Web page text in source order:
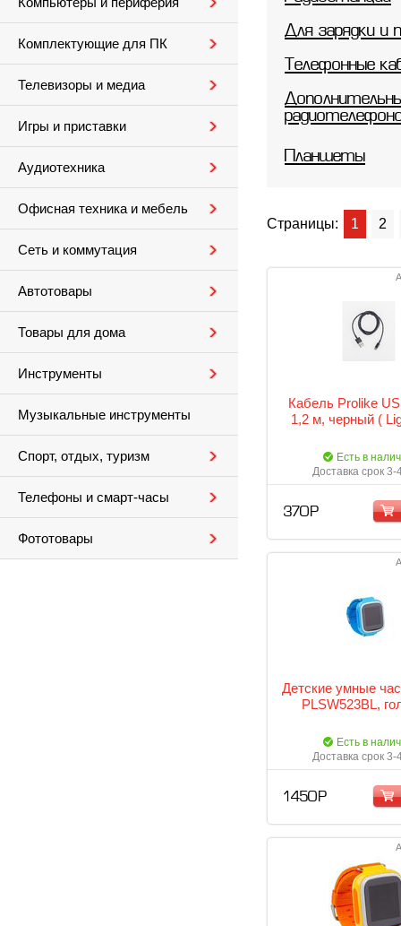
Комплектующие для ПК
Телевизоры и медиа
Игры и приставки
Аудиотехника
Офисная техника и мебель
Сеть и коммутация
Автотовары
Товары для дома
Инструменты
Музыкальные инструменты
Спорт, отдых, туризм
Телефоны и смарт-часы
Фототовары
Для зарядки и
Телефонные
Планшеты
Страницы: 1 2
Кабель Prolike
1,2 м, черный (
Есть в
Доставка срок 3-
370 Р
Детские умные
PLSW523BL,
Есть в
Доставка срок 3-
1 450 Р